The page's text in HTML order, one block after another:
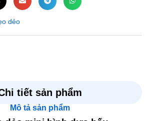
dẻo
tiết sản phẩm
Mô tả sản phẩm
nào.